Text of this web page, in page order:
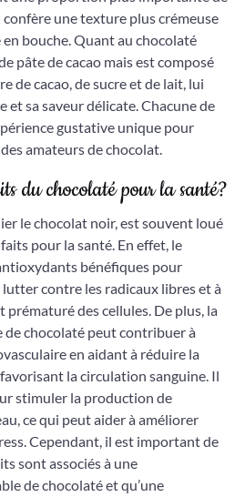
confère une texture plus crémeuse
bouche. Quant au chocolaté
pâte de cacao mais est composé
de cacao, de sucre et de lait, lui
et sa saveur délicate. Chacune de
gustative unique pour
amateurs de chocolat.
du chocolaté pour la santé?
le chocolat noir, est souvent loué
pour la santé. En effet, le
bénéfiques pour
lutter contre les radicaux libres et à
des cellules. De plus, la
chocolaté peut contribuer à
en aidant à réduire la
la circulation sanguine. Il
stimuler la production de
ce qui peut aider à améliorer
Cependant, il est important de
sont associés à une
de chocolaté et qu’une